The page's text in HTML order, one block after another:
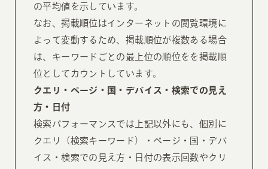
の平均値を示しています。
なお、掲載順位はインターネットの閲覧環境に
よって変動するため、掲載順位が複数ある場合
は、キーワードごとの最上位の順位をを掲載順
位としてカウントしています。
クエリ・ページ・国・デバイス・検索での見え
方・日付
検索パフォーマンスでは上記以外にも、個別に
クエリ（検索キーワード）・ページ・国・デバ
イス・検索での見え方・日付の表示回数やクリ